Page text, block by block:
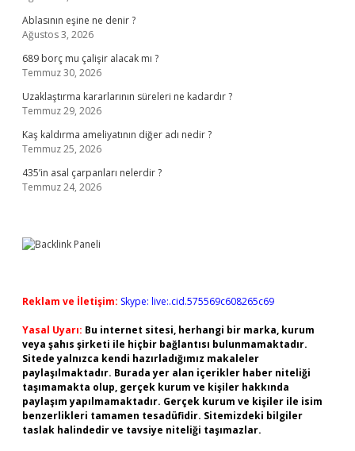
Ablasının eşine ne denir ?
Ağustos 3, 2026
689 borç mu çalişir alacak mı ?
Temmuz 30, 2026
Uzaklaştırma kararlarının süreleri ne kadardır ?
Temmuz 29, 2026
Kaş kaldırma ameliyatının diğer adı nedir ?
Temmuz 25, 2026
435’in asal çarpanları nelerdir ?
Temmuz 24, 2026
Reklam ve İletişim: Skype: live:.cid.575569c608265c69
Yasal Uyarı: Bu internet sitesi, herhangi bir marka, kurum
veya şahıs şirketi ile hiçbir bağlantısı bulunmamaktadır.
Sitede yalnızca kendi hazırladığımız makaleler
paylaşılmaktadır. Burada yer alan içerikler haber niteliği
taşımamakta olup, gerçek kurum ve kişiler hakkında
paylaşım yapılmamaktadır. Gerçek kurum ve kişiler ile isim
benzerlikleri tamamen tesadüfidir. Sitemizdeki bilgiler
taslak halindedir ve tavsiye niteliği taşımazlar.